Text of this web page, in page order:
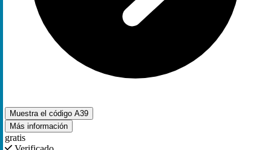
Muestra el código A39
Más información
gratis